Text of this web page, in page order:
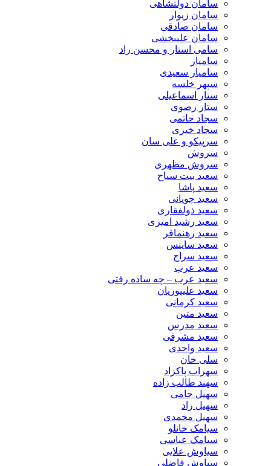
سامان دولتشاهی
سامان زیوار
سامان صادقی
سامان علیبخشی
سامی استار و محسن راد
سامیار
سامیار سعیدی
سپهر خلسه
ستار اسماعیلی
ستار رضوی
سجاد حاتمی
سجاد خیری
سرپیکو و علی سان
سروش
سروش مظهری
سعید بیت سیاح
سعید پاشا
سعید چوپانی
سعید ذولفقاری
سعید رشید امیری
سعید رهنمافر
سعید ساینس
سعید سراج
سعید عرب
سعید عرب – چه ساده رفتی
سعید علیپوریان
سعید کرمانی
سعید متین
سعید مدرس
سعید مشرقی
سعید واحدی
سلی خان
سهراب پاکزاد
سهند طالب زاده
سهیل جامی
سهیل راد
سهیل محمدی
سیامک خانلو
سیامک عباسی
سیاوش علایی
سیاوش فاضلی